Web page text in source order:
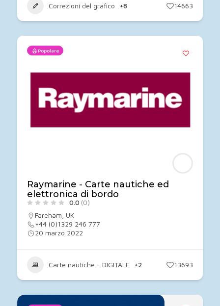
Correzioni del grafico +8 14663
Popolare
Raymarine - Carte nautiche ed
elettronica di bordo
0.0 (0)
Fareham UK
+44 (0)1329 246 777
20 marzo 2022
Carte nautiche - DIGITALE +2 13693